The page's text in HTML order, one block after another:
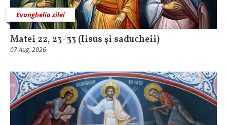
Evanghelia zilei
Matei 22, 23–33 (Iisus și saducheii)
07 Aug, 2026